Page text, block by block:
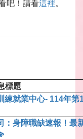
吧！請看這裡。
標題
練就業中心- 114年第
：身障職缺速報！最